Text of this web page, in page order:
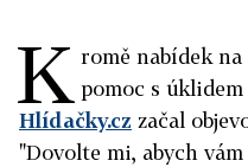
K romě nabídek
pomoc s
Hlídačky.cz začal
"Dovolte mi, abych